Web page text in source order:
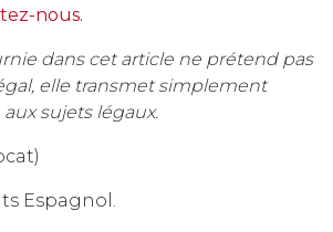
nous.
dans cet article ne prétend pas
elle transmet simplement
sujets légaux.
Espagnol.